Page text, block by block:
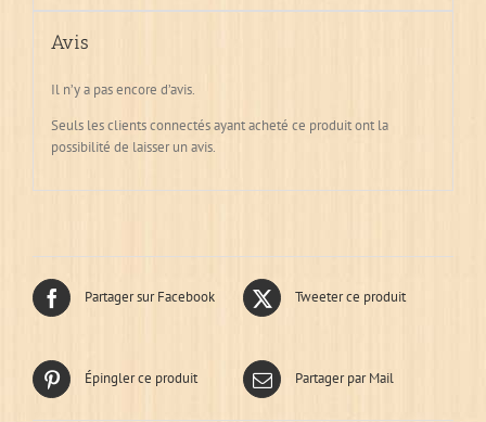
Avis
Il n’y a pas encore d’avis.
Seuls les clients connectés ayant acheté ce produit ont la
possibilité de laisser un avis.
Partager sur Facebook Tweeter ce produit
Épingler ce produit Partager par Mail